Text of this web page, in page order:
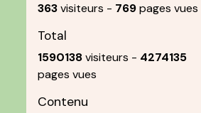
363visiteurs - 769pages vues
Total
1590138visiteurs - 4274135
pages vues
Contenu